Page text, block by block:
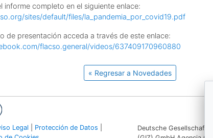
informe completo en el siguiente enlace:
sites/default/files/la_pandemia_por_covid19.pdf
de presentación acceda a través de este enlace:
flacso.general/videos/637409170960880
« Regresar a Novedades
Legal Protección de Datos
Deutsche Gesellschaft